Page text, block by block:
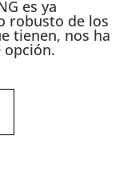
es ya
robusto de los
tienen, nos ha
opción.